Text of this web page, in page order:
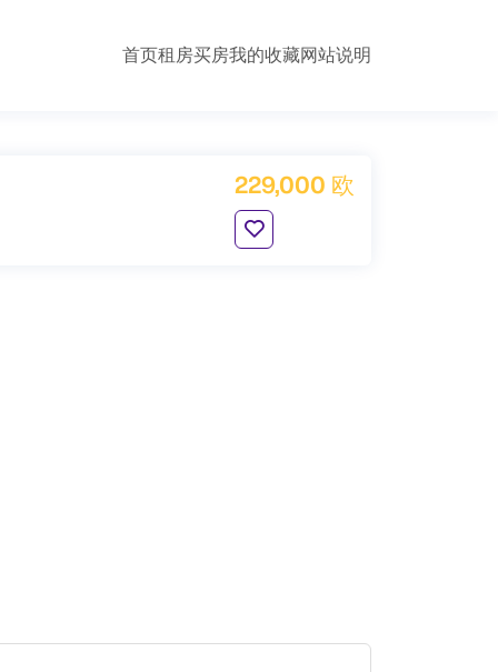
首页租房买房我的收藏网站说明
229,000 欧